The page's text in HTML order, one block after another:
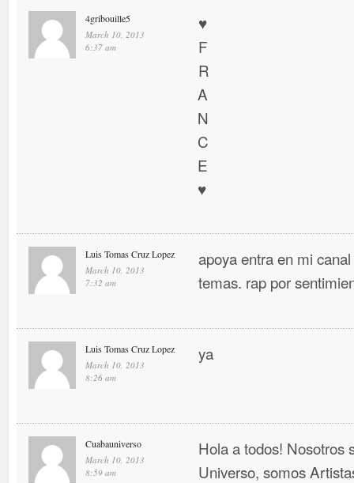
4gribouille5
March 10, 2013
6:37 am
♥
F
R
A
N
C
E
♥
Luis Tomas Cruz Lopez
March 10, 2013
7:32 am
apoya entra en mi
temas. rap por
Luis Tomas Cruz Lopez
March 10, 2013
8:26 am
ya
Cuabauniverso
March 10, 2013
8:59 am
Hola a todos! Nosotros
Universo, somos